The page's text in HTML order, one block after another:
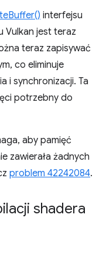
interfejsu
Vulkan jest teraz
teraz zapisywać
co eliminuje
i synchronizacji. Ta
potrzebny do
aby pamięć
zawierała żadnych
problem 42242084.
shadera